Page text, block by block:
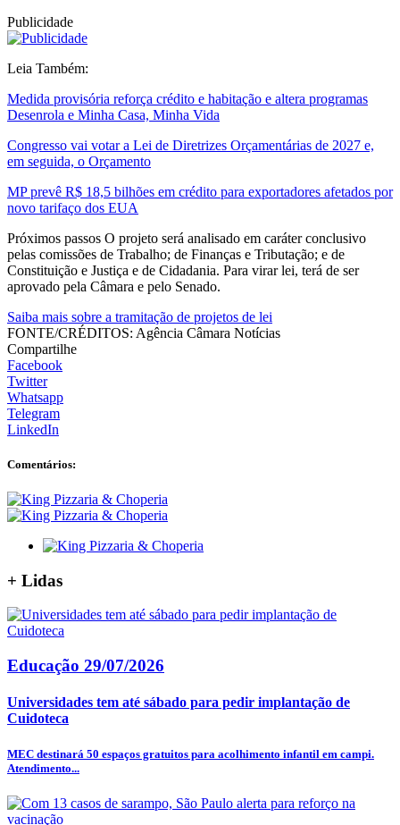
Publicidade
Leia Também:
Medida provisória reforça crédito e habitação e altera programas
Desenrola e Minha Casa, Minha Vida
Congresso vai votar a Lei de Diretrizes Orçamentárias de 2027 e,
em seguida, o Orçamento
MP prevê R$ 18,5 bilhões em crédito para exportadores afetados por
novo tarifaço dos EUA
Próximos passos O projeto será analisado em caráter conclusivo
pelas comissões de Trabalho; de Finanças e Tributação; e de
Constituição e Justiça e de Cidadania. Para virar lei, terá de ser
aprovado pela Câmara e pelo Senado.
Saiba mais sobre a tramitação de projetos de lei
FONTE/CRÉDITOS: Agência Câmara Notícias
Compartilhe
Facebook
Twitter
Whatsapp
Telegram
LinkedIn
Comentários:
+ Lidas
Educação 29/07/2026
Universidades tem até sábado para pedir implantação de
Cuidoteca
MEC destinará 50 espaços gratuitos para acolhimento infantil em campi.
Atendimento...